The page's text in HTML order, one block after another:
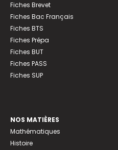
Fiches Brevet
Fiches Bac Français
Fiches BTS
Fiches Prépa
Fiches BUT
Fiches PASS
Fiches SUP
NOS MATIÈRES
Mathématiques
Histoire